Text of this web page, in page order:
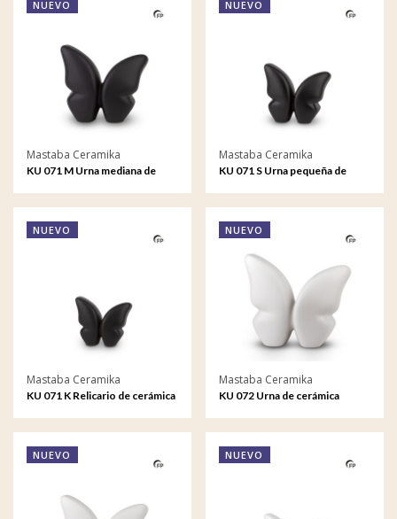
NUEVO
Mastaba Ceramika
KU 071 M Urna mediana de
NUEVO
Mastaba Ceramika
KU 071 S Urna pequeña de
NUEVO
Mastaba Ceramika
KU 071 K Relicario de cerámica
NUEVO
Mastaba Ceramika
KU 072 Urna de cerámica
NUEVO NUEVO